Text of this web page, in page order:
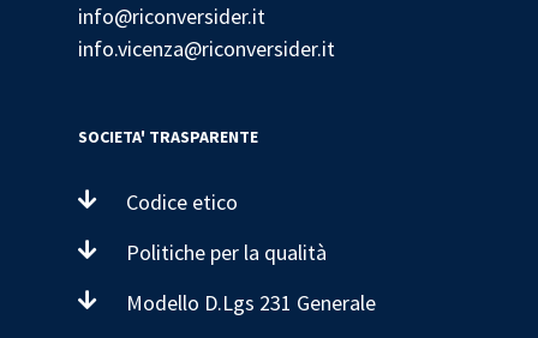
info@riconversider.it
info.vicenza@riconversider.it
SOCIETA' TRASPARENTE
Codice etico
Politiche per la qualità
Modello D.Lgs 231 Generale